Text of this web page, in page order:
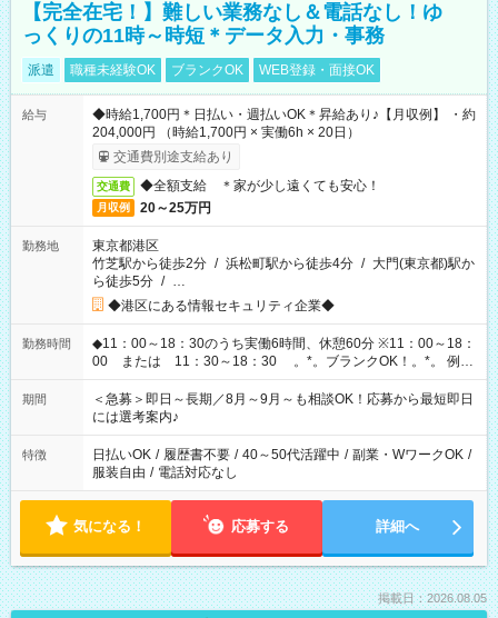
【完全在宅！】難しい業務なし＆電話なし！ゆ
っくりの11時～時短＊データ入力・事務
派遣 職種未経験OK ブランクOK WEB登録・面接OK
給与
◆時給1,700円＊日払い・週払いOK＊昇給あり♪【月収例】 ・約
204,000円 （時給1,700円 × 実働6h × 20日）
交通費別途支給あり
交通費 ◆全額支給 ＊家が少し遠くても安心！
月収例 20～25万円
勤務地
東京都港区
竹芝駅から徒歩2分 / 浜松町駅から徒歩4分 / 大門(東京都)駅か
ら徒歩5分 / …
◆港区にある情報セキュリティ企業◆
勤務時間
◆11：00～18：30のうち実働6時間、休憩60分 ※11：00～18：
00 または 11：30～18：30 。*。ブランクOK！。*。 例え
ば前職が、 在宅/財団法人/事務/コールセンター/受付/販売/カフェ
スタッフ スイーツ販売/ホテルフロント/化粧品販売/など 様々な
業界から入社して活躍されています♪
期間
＜急募＞即日～長期／8月～9月～も相談OK！応募から最短即日
には選考案内♪
特徴 日払いOK / 履歴書不要 / 40～50代活躍中 / 副業・WワークOK /
服装自由 / 電話対応なし
気になる！ 応募する 詳細へ
掲載日：2026.08.05